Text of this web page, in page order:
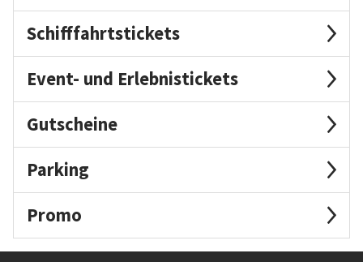
Schifffahrtstickets
Event- und Erlebnistickets
Gutscheine
Parking
Promo